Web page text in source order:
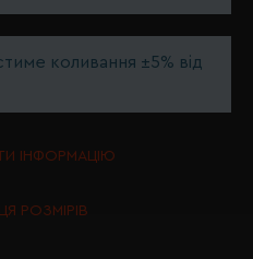
коливання ±5% від
ІНФОРМАЦІЮ
РОЗМІРІВ